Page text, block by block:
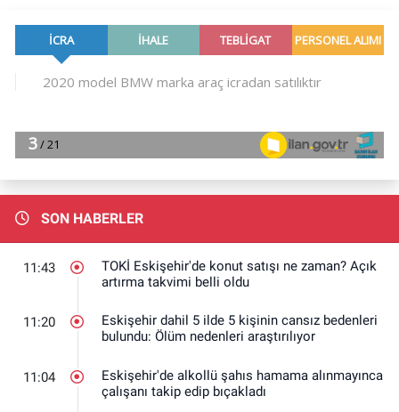
SON HABERLER
11:43
TOKİ Eskişehir'de konut satışı ne zaman? Açık
artırma takvimi belli oldu
11:20
Eskişehir dahil 5 ilde 5 kişinin cansız bedenleri
bulundu: Ölüm nedenleri araştırılıyor
11:04
Eskişehir'de alkollü şahıs hamama alınmayınca
çalışanı takip edip bıçakladı